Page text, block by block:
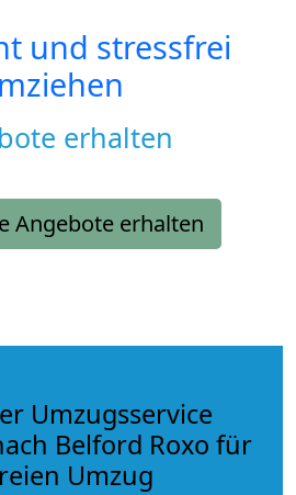
und stressfrei
erhalten
Angebote erhalten
Umzugsservice
Belford Roxo für
Umzug